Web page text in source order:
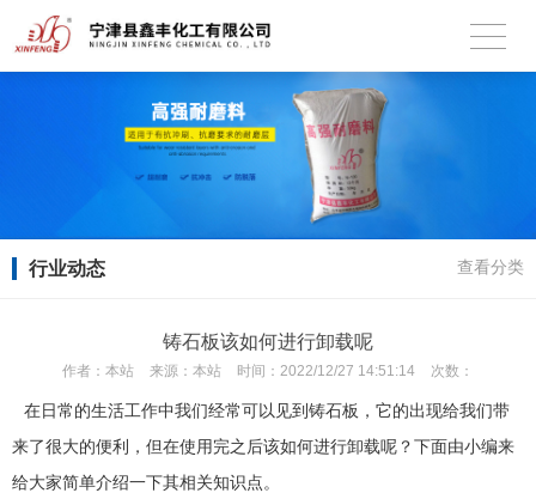
行业动态 查看分类
铸石板该如何进行卸载呢
作者： 本站 来源： 本站 时间： 2022/12/27 14:51:14 次数：
在日常的生活工作中我们经常可以见到铸石板，它的出现给我们带
来了很大的便利，但在使用完之后该如何进行卸载呢？下面由小编来
给大家简单介绍一下其相关知识点。